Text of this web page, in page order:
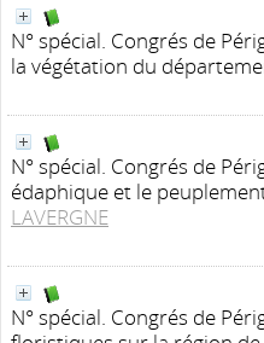
N° spécial. Congrés de
la végétation du
N° spécial. Congrés de
édaphique et le
LAVERGNE
N° spécial. Congrés de